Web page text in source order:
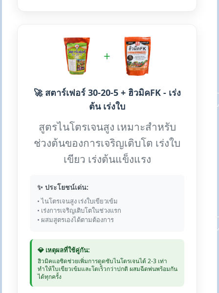
+
🚀 สตาร์เฟอร์ 30-20-5 + ฮิวมิคFK - เร่ง
ต้น เร่งใบ
สูตรไนโตรเจนสูง เหมาะสำหรับ
ช่วงต้นของการเจริญเติบโต เร่งใบ
เขียว เร่งต้นแข็งแรง
✨ ประโยชน์เด่น:
• ไนโตรเจนสูง เร่งใบเขียวเข้ม
• เร่งการเจริญเติบโตในช่วงแรก
• ผสมสูตรเองได้ตามต้องการ
💎 เหตุผลที่ใช้คู่กัน:
ฮิวมิคแอซิดช่วยเพิ่มการดูดซับไนโตรเจนได้ 2-3 เท่า
ทำให้ใบเขียวเข้มและโตเร็วกว่าปกติ ผสมฉีดพ่นพร้อมกัน
ได้ทุกครั้ง